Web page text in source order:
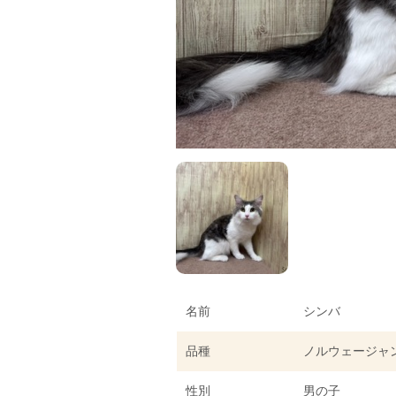
名前 シンバ
品種 ノルウェージャ
性別 男の子